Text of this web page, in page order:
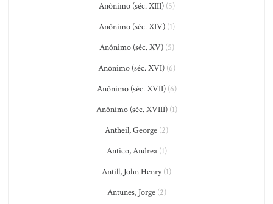
Anônimo (séc. XIII)(5)
Anônimo (séc. XIV)(1)
Anônimo (séc. XV)(5)
Anônimo (séc. XVI)(6)
Anônimo (séc. XVII)(6)
Anônimo (séc. XVIII)(1)
Antheil, George (2)
Antico, Andrea(1)
Antill, John Henry(1)
Antunes, Jorge(2)